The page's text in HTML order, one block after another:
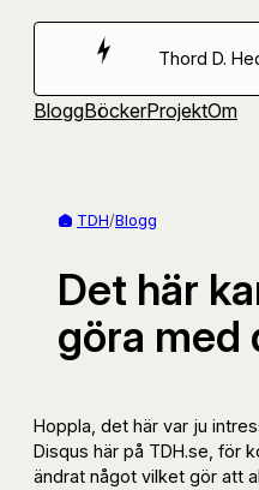
Hoppa
Thord D.
BloggBöckerProjektOm
TDH/Blogg
Det här
göra med
Hoppla, det här var ju
Disqus här på TDH.se, för
ändrat något vilket gör att